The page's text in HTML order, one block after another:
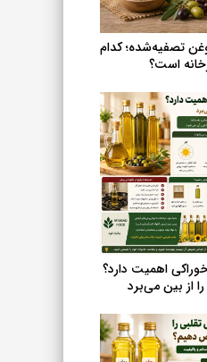
تصفیه‌شده؛ کدام
است؟
اهمیت دارد؟
از بین می‌برد